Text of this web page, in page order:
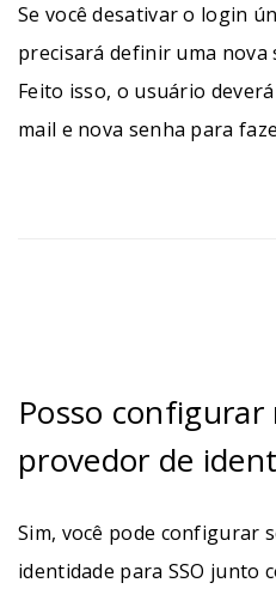
Se você desativar o login
precisará definir uma nova
Feito isso, o usuário
mail e nova senha para
Posso
provedor de
Sim, você pode configurar
identidade para SSO junto